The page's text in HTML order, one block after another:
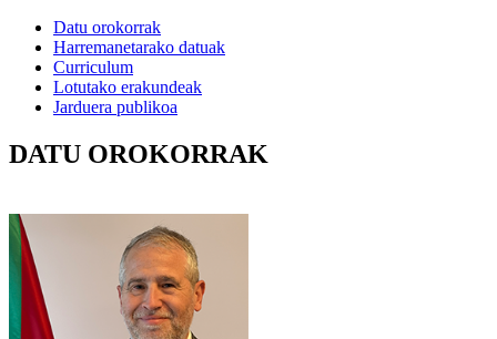
Datu orokorrak
Harremanetarako datuak
Curriculum
Lotutako erakundeak
Jarduera publikoa
DATU OROKORRAK